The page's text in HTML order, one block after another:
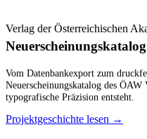
Verlag der Österreichischen
Vom Datenbankexport zum
Neuerscheinungskatalog des
typografische Präzision entsteht.
Projektgeschichte lesen →